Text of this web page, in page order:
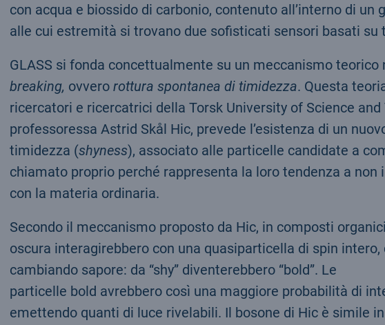
con acqua e biossido di carbonio, contenuto all’interno di
alle cui estremità si trovano due sofisticati sensori basati su
GLASS si fonda concettualmente su un meccanismo teorico
breaking, ovvero rottura spontanea di timidezza. Questa
ricercatori e ricercatrici della Torsk University of Science
professoressa Astrid Skål Hic, prevede l’esistenza di un
timidezza (shyness), associato alle particelle candidate a
chiamato proprio perché rappresenta la loro tendenza a
con la materia ordinaria.
Secondo il meccanismo proposto da Hic, in composti
oscura interagirebbero con una quasiparticella di spin
cambiando sapore: da “shy” diventerebbero “bold”. Le
particelle bold avrebbero così una maggiore probabilità di
emettendo quanti di luce rivelabili. Il bosone di Hic è simile